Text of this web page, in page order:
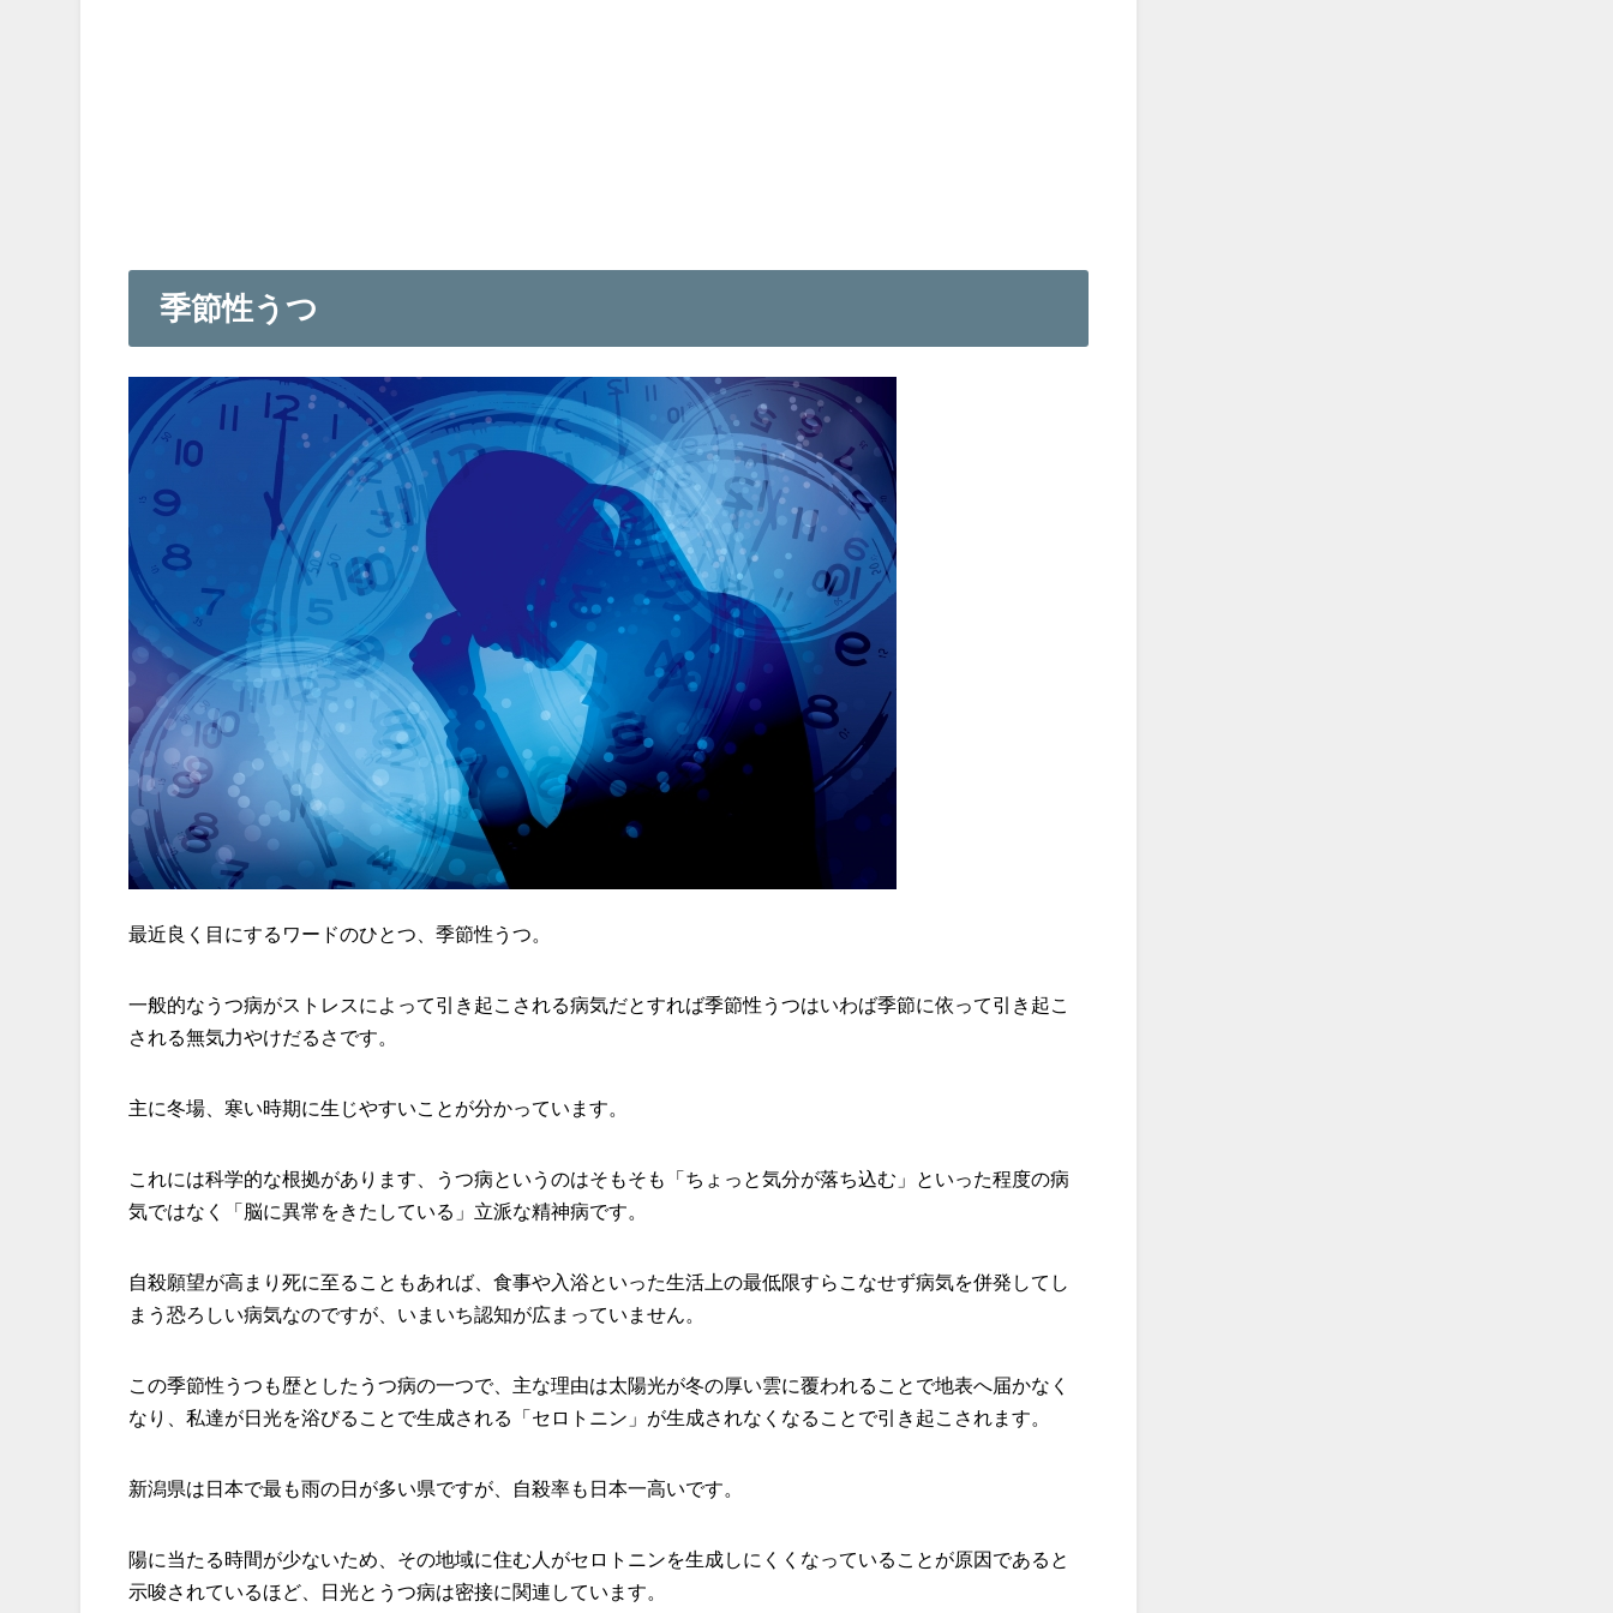
季節性うつ
最近良く目にするワードのひとつ、季節性うつ。
一般的なうつ病がストレスによって引き起こされる病気だとすれば季節性うつはいわば季節に依って引き起こ
される無気力やけだるさです。
主に冬場、寒い時期に生じやすいことが分かっています。
これには科学的な根拠があります、うつ病というのはそもそも「ちょっと気分が落ち込む」といった程度の病
気ではなく「脳に異常をきたしている」立派な精神病です。
自殺願望が高まり死に至ることもあれば、食事や入浴といった生活上の最低限すらこなせず病気を併発してし
まう恐ろしい病気なのですが、いまいち認知が広まっていません。
この季節性うつも歴としたうつ病の一つで、主な理由は太陽光が冬の厚い雲に覆われることで地表へ届かなく
なり、私達が日光を浴びることで生成される「セロトニン」が生成されなくなることで引き起こされます。
新潟県は日本で最も雨の日が多い県ですが、自殺率も日本一高いです。
陽に当たる時間が少ないため、その地域に住む人がセロトニンを生成しにくくなっていることが原因であると
示唆されているほど、日光とうつ病は密接に関連しています。